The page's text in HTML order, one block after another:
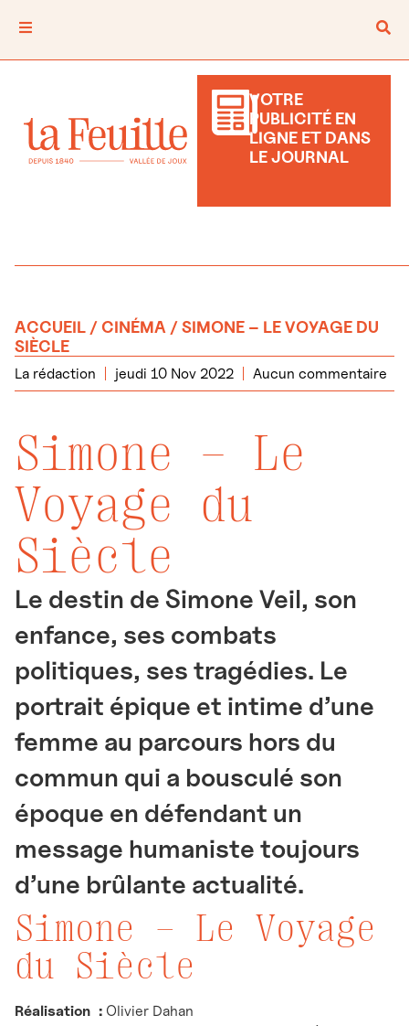
VOTRE
PUBLICITÉ EN
LIGNE ET DANS
LE JOURNAL
ACCUEIL /CINÉMA / SIMONE – LE VOYAGE DU
SIÈCLE
La rédaction jeudi 10 Nov 2022 Aucun commentaire
Simone – Le
Voyage du
Siècle
Le destin de Simone Veil, son
enfance, ses combats
politiques, ses tragédies. Le
portrait épique et intime d’une
femme au parcours hors du
commun qui a bousculé son
époque en défendant un
message humaniste toujours
d’une brûlante actualité.
Simone – Le Voyage
du Siècle
Réalisation : Olivier Dahan